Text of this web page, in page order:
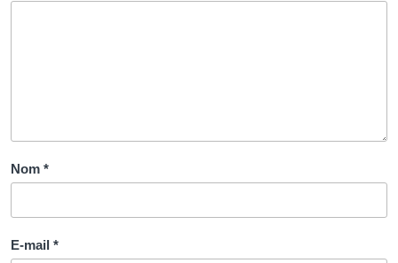
Nom *
E-mail *